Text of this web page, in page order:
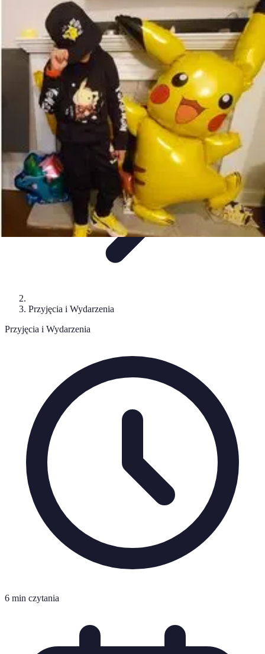
Zabawa i Rozrywka
Imprezy i PrzyjęciaZabawy dla dzieciZabawy na świeżym
powietrzu
Organizacja imprezZabawy i Gry
Zabawa i Rozrywka
Przyjęcia i Wydarzenia
Przyjęcia i Wydarzenia
6 min czytania